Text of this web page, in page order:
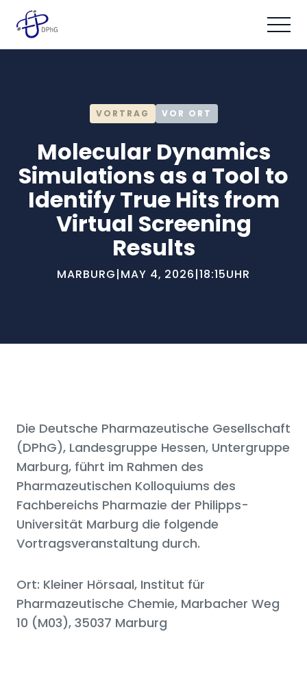
VORTRAG VOR ORT
Molecular Dynamics
Simulations as a Tool to
Identify True Hits from
Virtual Screening
Results
MARBURG|MAY 4, 2026|18:15UHR
Die Deutsche Pharmazeutische Gesellschaft
(DPhG), Landesgruppe Hessen, Untergruppe
Marburg, führt im Rahmen des
Pharmazeutischen Kolloquiums des
Fachbereichs Pharmazie der Philipps-
Universität Marburg die folgende
Vortragsveranstaltung durch.
Ort: Kleiner Hörsaal, Institut für
Pharmazeutische Chemie, Marbacher Weg
10 (M03), 35037 Marburg